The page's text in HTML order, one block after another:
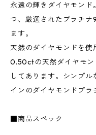
永遠の輝きダイヤモン
つ、厳選されたプラチ
ます。
天然のダイヤモンドを
0.50ctの天然ダイヤモン
してあります。シンプ
インのダイヤモンドプラ
■商品スペック